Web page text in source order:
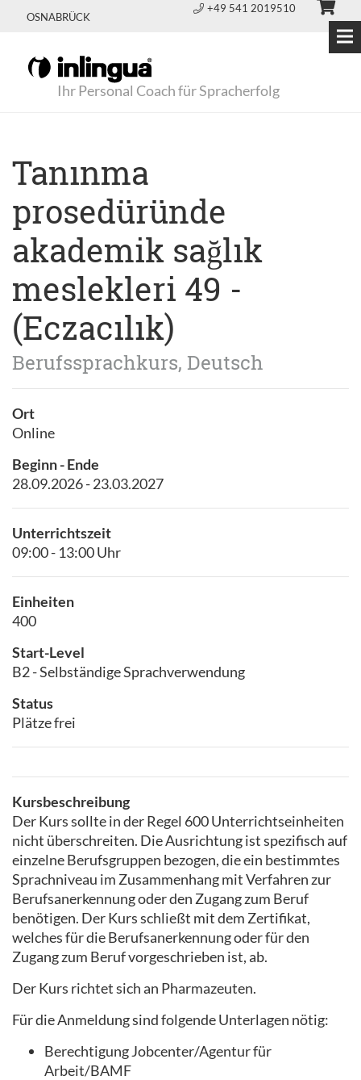
OSNABRÜCK
+49 541 2019510
Ihr Personal Coach für Spracherfolg
Tanınma
prosedüründe
akademik sağlık
meslekleri 49 -
(Eczacılık)
Berufssprachkurs, Deutsch
Ort
Online
Beginn - Ende
28.09.2026 - 23.03.2027
Unterrichtszeit
09:00 - 13:00 Uhr
Einheiten
400
Start-Level
B2 - Selbständige Sprachverwendung
Status
Plätze frei
Kursbeschreibung
Der Kurs sollte in der Regel 600 Unterrichtseinheiten
nicht überschreiten. Die Ausrichtung ist spezifisch auf
einzelne Berufsgruppen bezogen, die ein bestimmtes
Sprachniveau im Zusammenhang mit Verfahren zur
Berufsanerkennung oder den Zugang zum Beruf
benötigen. Der Kurs schließt mit dem Zertifikat,
welches für die Berufsanerkennung oder für den
Zugang zum Beruf vorgeschrieben ist, ab.
Der Kurs richtet sich an Pharmazeuten.
Für die Anmeldung sind folgende Unterlagen nötig:
Berechtigung Jobcenter/Agentur für
Arbeit/BAMF